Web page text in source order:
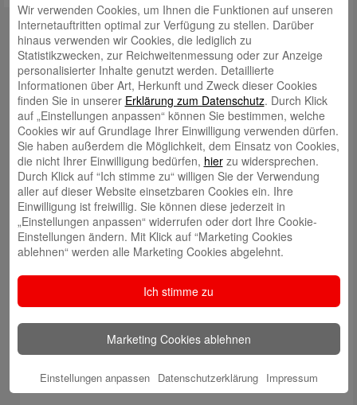
Kontakt
mail@sparkasse-odenwaldkreis.de
Telefon: 06062 500
Auch per WhatsApp erreichbar!
Neueste Beiträge
Sparkassen Kino Open-Air-Sommer 2026 startet
Öffnungszeiten der Sparkasse zum Wiesenmarkt
Herausragende Vertriebsleistung in Jahr 2025: Team
des ImmobilienCenter der Sparkasse Odenwaldkreis
überzeugt mit Kompetenz, Service und Erfolgsbilanz
Digitale Apotheke in der Sparkassen-Geschäftsstelle
Fränkisch-Crumbach eröffnet
Sparkasse stärkt das soziale Miteinander im
Odenwaldkreis
Autoren
Wir verwenden Cookies, um Ihnen die Funktionen auf unseren
Internetauftritten optimal zur Verfügung zu stellen. Darüber
hinaus verwenden wir Cookies, die lediglich zu
Statistikzwecken, zur Reichweitenmessung oder zur Anzeige
personalisierter Inhalte genutzt werden. Detaillierte
Informationen über Art, Herkunft und Zweck dieser Cookies
finden Sie in unserer Erklärung zum Datenschutz. Durch Klick
auf „Einstellungen anpassen“ können Sie bestimmen, welche
Cookies wir auf Grundlage Ihrer Einwilligung verwenden dürfen.
Sie haben außerdem die Möglichkeit, dem Einsatz von Cookies,
die nicht Ihrer Einwilligung bedürfen, hierzu widersprechen.
Durch Klick auf “Ich stimme zu“ willigen Sie der Verwendung
aller auf dieser Website einsetzbaren Cookies ein. Ihre
Einwilligung ist freiwillig. Sie können diese jederzeit in
„Einstellungen anpassen“ widerrufen oder dort Ihre Cookie-
Einstellungen ändern. Mit Klick auf “Marketing Cookies
ablehnen“ werden alle Marketing Cookies abgelehnt.
Ich stimme zu
Marketing Cookies ablehnen
Einstellungen anpassen Datenschutzerklärung Impressum